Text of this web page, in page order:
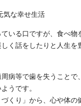
気な幸せ生活
いる口ですが、食べ物
く話をしたりと人生を
病等で歯を失うことで
うです。
づくり」から、心や体の